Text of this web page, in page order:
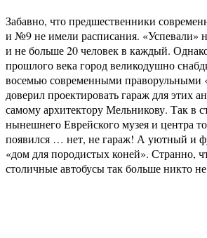
Забавно, что предшественники
и №9 не имели расписания. «Успевали»
и не больше 20 человек в каждый.
прошлого века город великодушно
восемью современными праворульными
доверил проектировать гараж для этих
самому архитектору Мельникову. Так в
нынешнего Еврейского музея и центра
появился … нет, не гараж! А уютный и
«дом для породистых коней». Странно,
столичные автобусы так больше никто